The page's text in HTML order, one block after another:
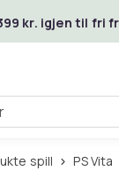
kr. igjen til fri
spill PS Vita